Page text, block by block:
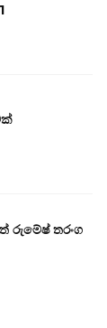
රුමේෂ් තරංග